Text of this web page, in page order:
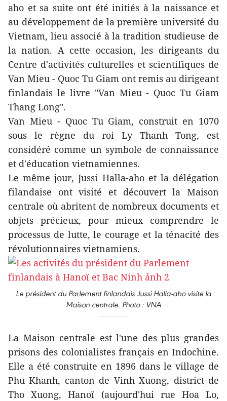
aho et sa suite ont été initiés à la naissance et
au développement de la première université du
Vietnam, lieu associé à la tradition studieuse de
la nation. A cette occasion, les dirigeants du
Centre d'activités culturelles et scientifiques de
Van Mieu - Quoc Tu Giam ont remis au dirigeant
finlandais le livre "Van Mieu - Quoc Tu Giam
Thang Long".
Van Mieu - Quoc Tu Giam, construit en 1070
sous le règne du roi Ly Thanh Tong, est
considéré comme un symbole de connaissance
et d'éducation vietnamiennes.
Le même jour, Jussi Halla-aho et la délégation
filandaise ont visité et découvert la Maison
centrale où abritent de nombreux documents et
objets précieux, pour mieux comprendre le
processus de lutte, le courage et la ténacité des
révolutionnaires vietnamiens.
Le président du Parlement finlandais Jussi Halla-aho visite la
Maison centrale. Photo : VNA
La Maison centrale est l'une des plus grandes
prisons des colonialistes français en Indochine.
Elle a été construite en 1896 dans le village de
Phu Khanh, canton de Vinh Xuong, district de
Tho Xuong, Hanoï (aujourd'hui rue Hoa Lo,